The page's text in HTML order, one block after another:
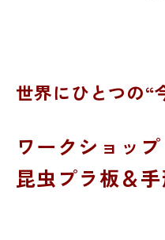
世界にひとつの“
ワークショップ
昆虫プラ板＆